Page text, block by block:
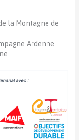
la Montagne de
Ardenne